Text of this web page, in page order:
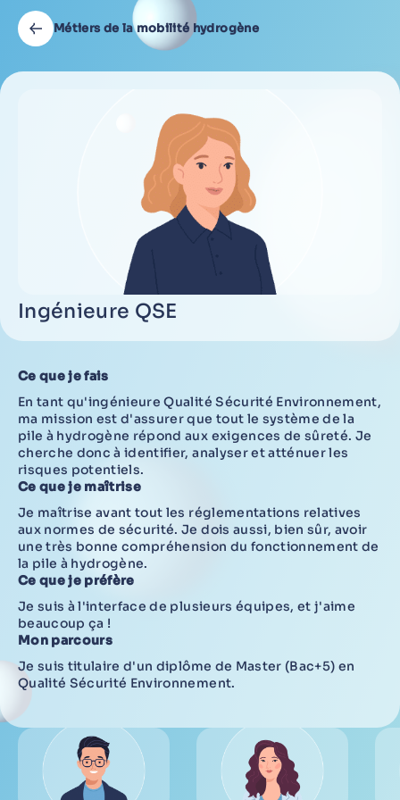
Métiers de la mobilité hydrogène
Ingénieure QSE
Ce que je fais
En tant qu'ingénieure Qualité Sécurité Environnement,
ma mission est d'assurer que tout le système de la
pile à hydrogène répond aux exigences de sûreté. Je
cherche donc à identifier, analyser et atténuer les
risques potentiels.
Ce que je maîtrise
Je maîtrise avant tout les réglementations relatives
aux normes de sécurité. Je dois aussi, bien sûr, avoir
une très bonne compréhension du fonctionnement de
la pile à hydrogène.
Ce que je préfère
Je suis à l'interface de plusieurs équipes, et j'aime
beaucoup ça !
Mon parcours
Je suis titulaire d'un diplôme de Master (Bac+5) en
Qualité Sécurité Environnement.